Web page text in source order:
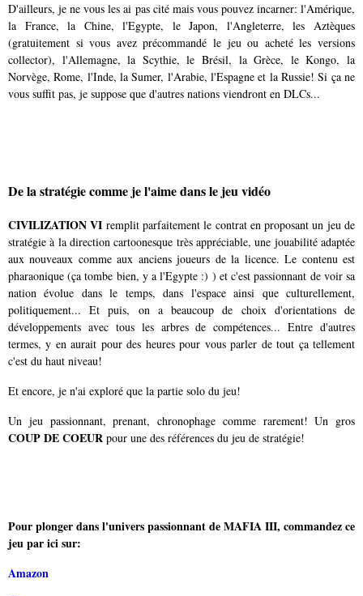
D'ailleurs, je ne vous les ai pas cité mais vous pouvez incarner: l'Amérique,
la France, la Chine, l'Egypte, le Japon, l'Angleterre, les Aztèques
(gratuitement si vous avez précommandé le jeu ou acheté les versions
collector), l'Allemagne, la Scythie, le Brésil, la Grèce, le Kongo, la
Norvège, Rome, l'Inde, la Sumer, l'Arabie, l'Espagne et la Russie! Si ça ne
vous suffit pas, je suppose que d'autres nations viendront en DLCs...
De la stratégie comme je l'aime dans le jeu vidéo
CIVILIZATION VI remplit parfaitement le contrat en proposant un jeu de
stratégie à la direction cartoonesque très appréciable, une jouabilité adaptée
aux nouveaux comme aux anciens joueurs de la licence. Le contenu est
pharaonique (ça tombe bien, y a l'Egypte :) ) et c'est passionnant de voir sa
nation évolue dans le temps, dans l'espace ainsi que culturellement,
politiquement... Et puis, on a beaucoup de choix d'orientations de
développements avec tous les arbres de compétences... Entre d'autres
termes, y en aurait pour des heures pour vous parler de tout ça tellement
c'est du haut niveau!
Et encore, je n'ai exploré que la partie solo du jeu!
Un jeu passionnant, prenant, chronophage comme rarement! Un gros
COUP DE COEUR pour une des références du jeu de stratégie!
Pour plonger dans l'univers passionnant de MAFIA III, commandez ce
jeu par ici sur:
Amazon